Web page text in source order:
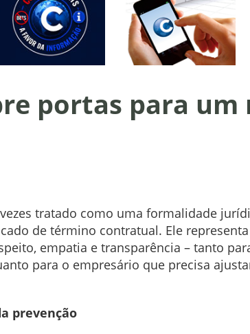
portas para um
tratado como uma formalidade
de término contratual. Ele
empatia e transparência – tanto
para o empresário que precisa
prevenção